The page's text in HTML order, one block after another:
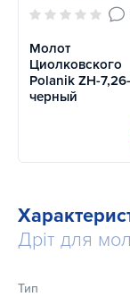
Молот
Циолковского
Polanik ZH-
черный
Дріт для
Тип